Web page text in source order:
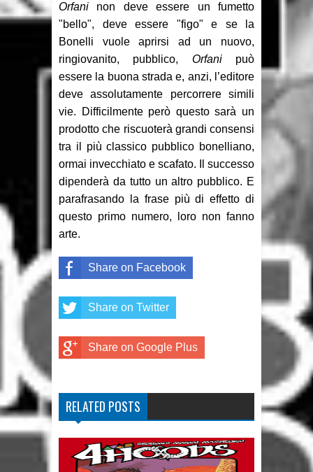
Orfani non deve essere un fumetto
"bello", deve essere "figo" e se la
Bonelli vuole aprirsi ad un nuovo,
ringiovanito, pubblico, Orfanipuò
essere la buona strada e, anzi, l’editore
deve assolutamente percorrere simili
vie. Difficilmente però questo sarà un
prodotto che riscuoterà grandi consensi
tra il più classico pubblico bonelliano,
ormai invecchiato e scafato. Il successo
dipenderà da tutto un altro pubblico. E
parafrasando la frase più di effetto di
questo primo numero, loro non fanno
arte.
Share on Facebook
Share on Twitter
Share on Google Plus
RELATED POSTS